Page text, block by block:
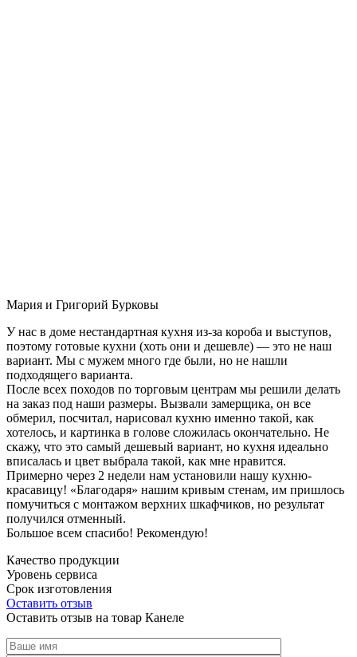
Мария и Григорий Бурковы
У нас в доме нестандартная кухня из-за короба и выступов,
поэтому готовые кухни (хоть они и дешевле) — это не наш
вариант. Мы с мужем много где были, но не нашли
подходящего варианта.
После всех походов по торговым центрам мы решили делать
на заказ под наши размеры. Вызвали замерщика, он все
обмерил, посчитал, нарисовал кухню именно такой, как
хотелось, и картинка в голове сложилась окончательно. Не
скажу, что это самый дешевый вариант, но кухня идеально
вписалась и цвет выбрала такой, как мне нравится.
Примерно через 2 недели нам установили нашу кухню-
красавицу! «Благодаря» нашим кривым стенам, им пришлось
помучиться с монтажом верхних шкафчиков, но результат
получился отменный.
Большое всем спасибо! Рекомендую!
Качество продукции
Уровень сервиса
Срок изготовления
Оставить отзыв
Оставить отзыв на товар Канеле